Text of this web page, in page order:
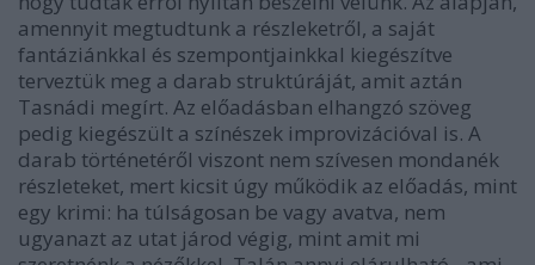
amennyit megtudtunk a részleketről, a saját
fantáziánkkal és szempontjainkkal kiegészítve
terveztük meg a darab struktúráját, amit aztán
Tasnádi megírt. Az előadásban elhangzó szöveg
pedig kiegészült a színészek improvizációval is. A
darab történetéről viszont nem szívesen mondanék
részleteket, mert kicsit úgy működik az előadás, mint
egy krimi: ha túlságosan be vagy avatva, nem
ugyanazt az utat járod végig, mint amit mi